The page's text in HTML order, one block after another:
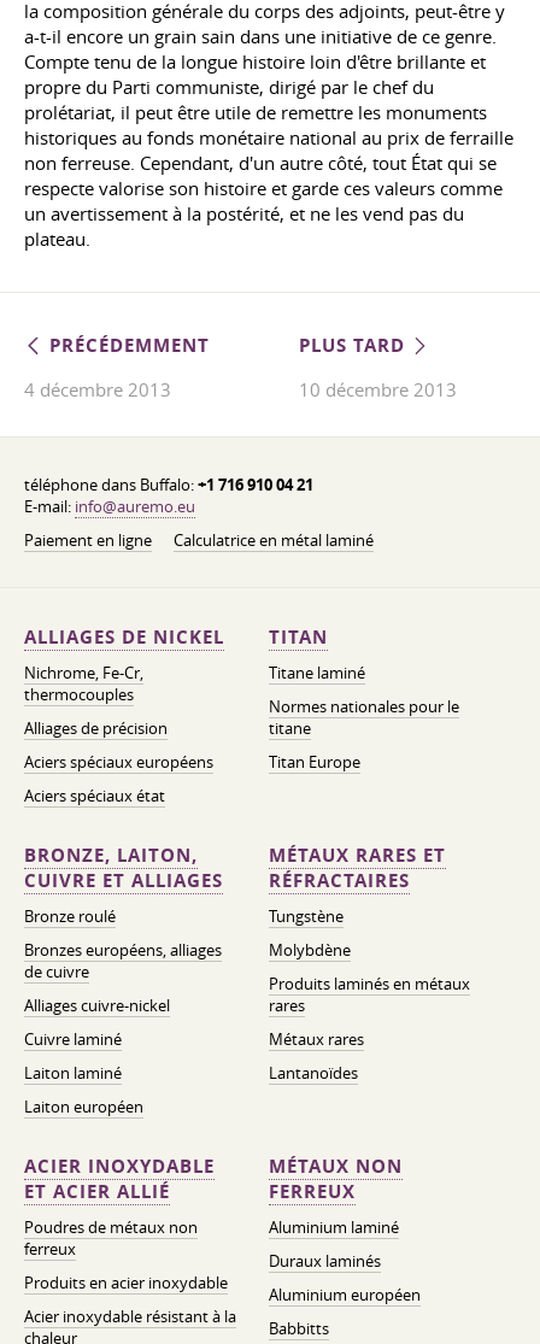
la composition générale du corps des adjoints, peut-être y
a-t-il encore un grain sain dans une initiative de ce genre.
Compte tenu de la longue histoire loin d'être brillante et
propre du Parti communiste, dirigé par le chef du
prolétariat, il peut être utile de remettre les monuments
historiques au fonds monétaire national au prix de ferraille
non ferreuse. Cependant, d'un autre côté, tout État qui se
respecte valorise son histoire et garde ces valeurs comme
un avertissement à la postérité, et ne les vend pas du
plateau.
PRÉCÉDEMMENT
4 décembre 2013
PLUS TARD
10 décembre 2013
téléphone dans Buffalo:+1 716 910 04 21
E-mail: info@auremo.eu
Paiement en ligne
Calculatrice en métal laminé
ALLIAGES DE NICKEL
Nichrome, Fe-Cr,
thermocouples
Alliages de précision
Aciers spéciaux européens
Aciers spéciaux état
TITAN
Titane laminé
Normes nationales pour le
titane
Titan Europe
BRONZE, LAITON,
CUIVRE ET ALLIAGES
Bronze roulé
Bronzes européens, alliages
de cuivre
Alliages cuivre-nickel
Cuivre laminé
Laiton laminé
Laiton européen
MÉTAUX RARES ET
RÉFRACTAIRES
Tungstène
Molybdène
Produits laminés en métaux
rares
Métaux rares
Lantanoïdes
ACIER INOXYDABLE
ET ACIER ALLIÉ
Poudres de métaux non
ferreux
Produits en acier inoxydable
Acier inoxydable résistant à la
chaleur
MÉTAUX NON
FERREUX
Aluminium laminé
Duraux laminés
Aluminium européen
Babbitts